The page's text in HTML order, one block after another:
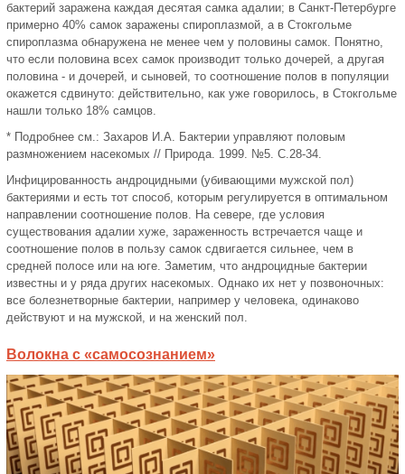
бактерий заражена каждая десятая самка адалии; в Санкт-Петербурге
примерно 40% самок заражены спироплазмой, а в Стокгольме
спироплазма обнаружена не менее чем у половины самок. Понятно,
что если половина всех самок производит только дочерей, а другая
половина - и дочерей, и сыновей, то соотношение полов в популяции
окажется сдвинуто: действительно, как уже говорилось, в Стокгольме
нашли только 18% самцов.
* Подробнее см.: Захаров И.А. Бактерии управляют половым
размножением насекомых // Природа. 1999. №5. С.28-34.
Инфицированность андроцидными (убивающими мужской пол)
бактериями и есть тот способ, которым регулируется в оптимальном
направлении соотношение полов. На севере, где условия
существования адалии хуже, зараженность встречается чаще и
соотношение полов в пользу самок сдвигается сильнее, чем в
средней полосе или на юге. Заметим, что андроцидные бактерии
известны и у ряда других насекомых. Однако их нет у позвоночных:
все болезнетворные бактерии, например у человека, одинаково
действуют и на мужской, и на женский пол.
Волокна с «самосознанием»